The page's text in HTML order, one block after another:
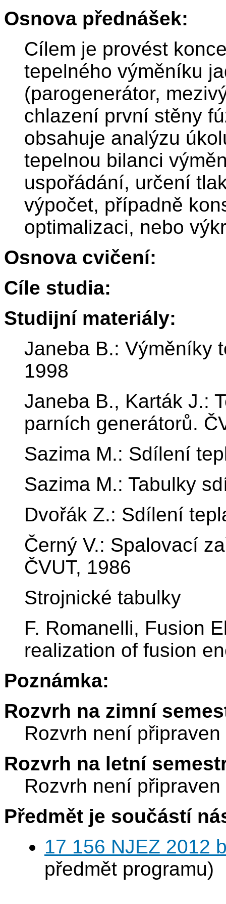
Osnova přednášek:
Cílem je provést
tepelného výměníku
(parogenerátor,
chlazení první stěny
obsahuje analýzu
tepelnou bilanci
uspořádání, určení
výpočet, případně
optimalizaci, nebo
Osnova cvičení:
Cíle studia:
Studijní materiály:
Janeba B.: Výměníky
1998
Janeba B., Karták J.:
parních generátorů.
Sazima M.: Sdílení
Sazima M.: Tabulky
Dvořák Z.: Sdílení
Černý V.: Spalovací
ČVUT, 1986
Strojnické tabulky
F. Romanelli, Fusion
realization of fusion
Poznámka:
Rozvrh na zimní
Rozvrh není připraven
Rozvrh na letní
Rozvrh není připraven
Předmět je součástí
17 156 NJEZ 2012
předmět programu)